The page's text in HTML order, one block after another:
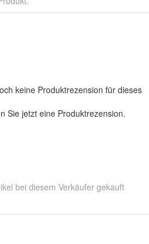
keine Produktrezension für dieses
Sie jetzt eine Produktrezension.
bei diesem Verkäufer gekauft